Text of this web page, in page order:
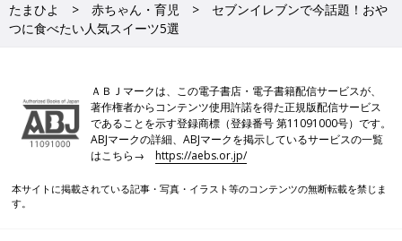
たまひよ 赤ちゃん・育児
セブンイレブンで今話題！おや
つに食べたい人気スイーツ5選
ＡＢＪマークは、この電子書店・電子書籍配信サービスが、
著作権者からコンテンツ使用許諾を得た正規版配信サービス
であることを示す登録商標（登録番号 第11091000号）です。
ABJマークの詳細、ABJマークを掲示しているサービスの一覧
はこちら→https://aebs.or.jp/
本サイトに掲載されている記事・写真・イラスト等のコンテンツの無断転載を禁じま
す。